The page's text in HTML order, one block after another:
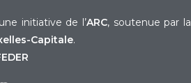
initiative de l’ARC, soutenue par la
Capitale.